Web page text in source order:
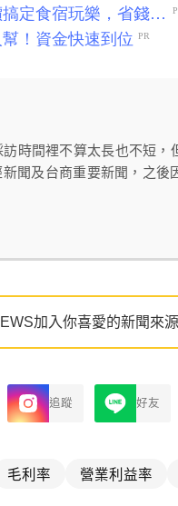
時間裡不算太長也不短，
聞及台商重要新聞，之後
加入你喜愛的新聞來源
追蹤 好友
毛利率 營業利益率